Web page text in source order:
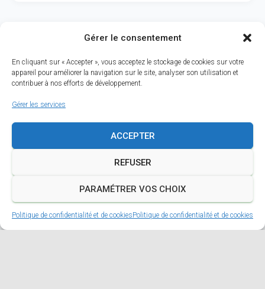
Gérer le consentement
En cliquant sur « Accepter », vous acceptez le stockage de cookies sur votre
appareil pour améliorer la navigation sur le site, analyser son utilisation et
contribuer à nos efforts de développement.
Gérer les services
ACCEPTER
REFUSER
PARAMÉTRER VOS CHOIX
Politique de confidentialité et de cookiesPolitique de confidentialité et de cookies
Site officiel